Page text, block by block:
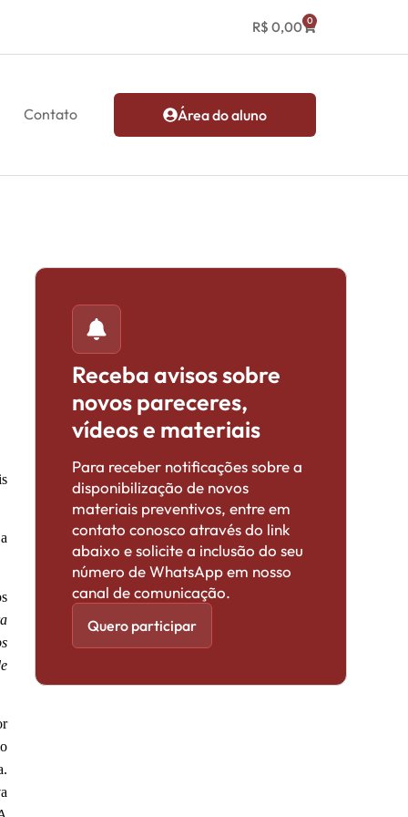
R$ 0,00 0
Contato Área do aluno
Receba avisos sobre
novos pareceres,
vídeos e materiais
Para receber notificações sobre a
disponibilização de novos
materiais preventivos, entre em
contato conosco através do link
abaixo e solicite a inclusão do seu
número de WhatsApp em nosso
canal de comunicação.
Quero participar